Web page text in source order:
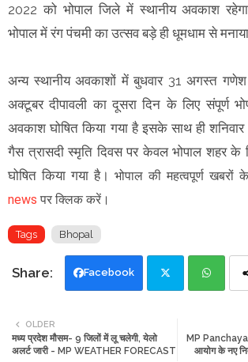
2022 को भोपाल जिले में स्थानीय अवकाश
भोपाल में रंग पंचमी का उत्सव बड़े ही धूमधाम से
अन्य स्थानीय अवकाशों में बुधवार 31 अगस्त गणेश
अक्टूबर दीपावली का दूसरा दिन के लिए संपूर्ण
अवकाश घोषित किया गया है इसके साथ ही शनिवार
गैस त्रासदी स्मृति दिवस पर केवल भोपाल शहर के
घोषित किया गया है। भोपाल की महत्वपूर्ण खबरों
news पर क्लिक करें।
Tags Bhopal
Facebook
tte ats
MP
आयोग के नए
OLDER
मध्य प्रदेश मौसम- 9 जिलों में लू चलेगी, येलो
अलर्ट जारी - MP WEATHER FORECAST